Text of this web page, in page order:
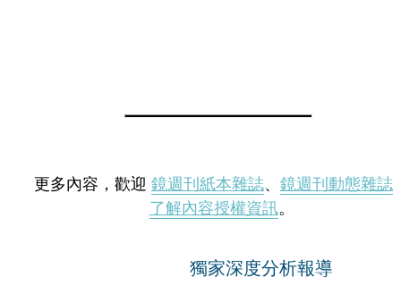
更多內容，歡迎 鏡週刊紙本雜誌、 鏡週刊動態雜誌
了解內容授權資訊。
獨家深度分析報導